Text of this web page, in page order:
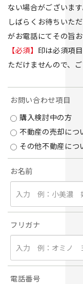
ない場合がございます
しばらくお待ちいた
がお電話にてその旨
【必須】 印は必須項
ただけませんので、ご
お問い合わせ項目
購入検討中の方
不動産の売却につ
その他不動産につ
お名前
フリガナ
電話番号